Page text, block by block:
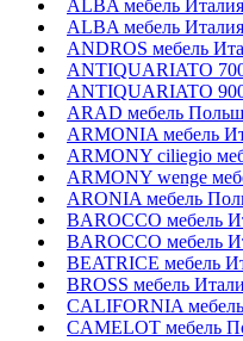
ALBA мебель
ALBA мебель
ANDROS мебель
ANTIQUARIATO
ANTIQUARIATO
ARAD мебель
ARMONIA мебель
ARMONY ciliegio
ARMONY wenge
ARONIA мебель
BAROCCO мебель
BAROCCO мебель
BEATRICE мебель
BROSS мебель
CALIFORNIA
CAMELOT мебель